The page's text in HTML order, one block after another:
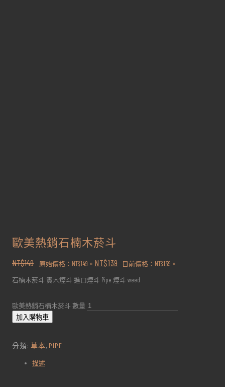
歐美熱銷石楠木菸斗
NT$149 原始價格：NT$149。 NT$139
目前價格：NT$139。
石楠木菸斗 實木煙斗 進口煙斗 Pipe 煙斗 weed
歐美熱銷石楠木菸斗 數量
加入購物車
分類:草本, PIPE
描述